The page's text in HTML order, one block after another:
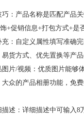
产品名称是匹配产品关
+促销信息+打包方式+是
自定义属性填写准确完
货方式、优先置换等产
/视频：优质图片能够
众的产品相册功能，免
：详细描述中可输入8